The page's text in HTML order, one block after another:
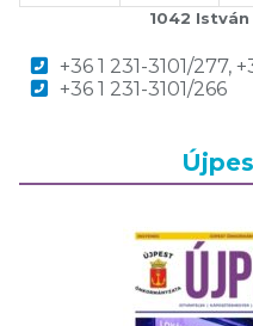
1042 István
+36 1 231-3101/277,
+36 1 231-3101/266